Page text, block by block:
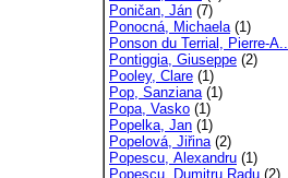
Poničan, Ján (7)
Ponocná, Michaela(1)
Ponson du Terrial, Pierre-A..
Pontiggia, Giuseppe (2)
Pooley, Clare (1)
Pop, Sanziana(1)
Popa, Vasko (1)
Popelka, Jan (1)
Popelová, Jiřina(2)
Popescu, Alexandru (1)
Popescu, Dumitru Radu (2)